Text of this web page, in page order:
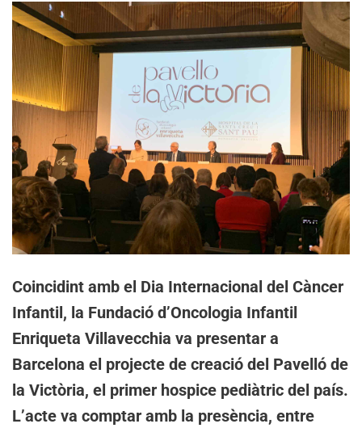
Coincidint amb el Dia Internacional del Càncer
Infantil, la Fundació d’Oncologia Infantil
Enriqueta Villavecchia va presentar a
Barcelona el projecte de creació del Pavelló de
la Victòria, el primer hospice pediàtric del país.
L’acte va comptar amb la presència, entre